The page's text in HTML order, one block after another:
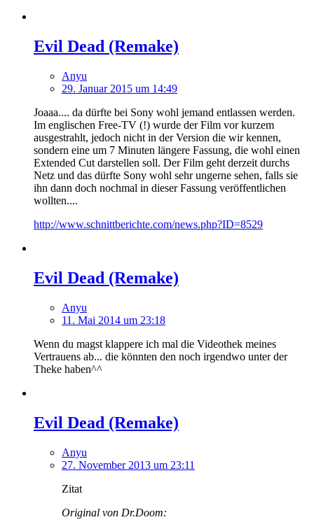
Evil Dead (Remake)
Anyu
29. Januar 2015 um 14:49
Joaaa.... da dürfte bei Sony wohl jemand entlassen werden.
Im englischen Free-TV (!) wurde der Film vor kurzem
ausgestrahlt, jedoch nicht in der Version die wir kennen,
sondern eine um 7 Minuten längere Fassung, die wohl einen
Extended Cut darstellen soll. Der Film geht derzeit durchs
Netz und das dürfte Sony wohl sehr ungerne sehen, falls sie
ihn dann doch nochmal in dieser Fassung veröffentlichen
wollten....
http://www.schnittberichte.com/news.php?ID=8529
Evil Dead (Remake)
Anyu
11. Mai 2014 um 23:18
Wenn du magst klappere ich mal die Videothek meines
Vertrauens ab... die könnten den noch irgendwo unter der
Theke haben^^
Evil Dead (Remake)
Anyu
27. November 2013 um 23:11
Zitat
Original von Dr.Doom: